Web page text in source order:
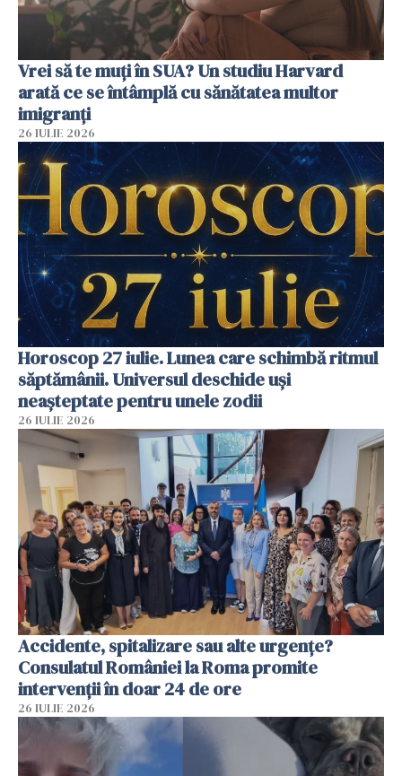
Vrei să te muți în SUA? Un studiu Harvard
arată ce se întâmplă cu sănătatea multor
imigranți
26 IULIE 2026
Horoscop 27 iulie. Lunea care schimbă ritmul
săptămânii. Universul deschide uși
neașteptate pentru unele zodii
26 IULIE 2026
Accidente, spitalizare sau alte urgențe?
Consulatul României la Roma promite
intervenții în doar 24 de ore
26 IULIE 2026